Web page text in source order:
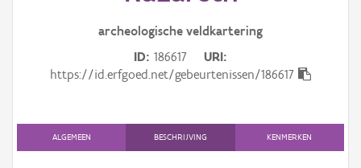
Persoon of collectief
Hergebruik
archeologische veldkartering
ID 186617
URI
https://id.erfgoed.net/gebeurtenissen/186617
ALGEMEEN BESCHRIJVING KENMERKEN